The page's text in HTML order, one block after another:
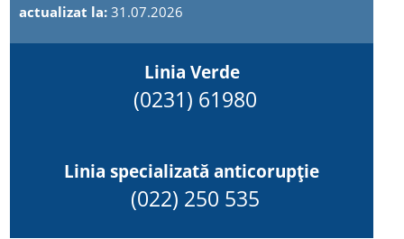
actualizat la:31.07.2026
Linia Verde
(0231) 61980
Linia specializată anticorupție
(022) 250 535